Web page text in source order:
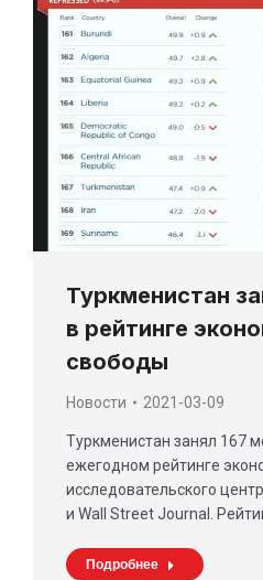
Туркменистан
в рейтинге
свободы
Новости 2021-03-09
Туркменистан занял 167
ежегодном рейтинге
исследовательского
и Wall Street Journal.
Подробнее